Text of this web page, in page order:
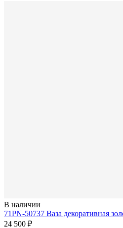
В наличии
71PN-50737 Ваза декоративная
24 500 ₽